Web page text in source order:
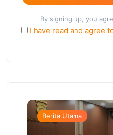
By signing up, you
I have read and agree
Berita Utama